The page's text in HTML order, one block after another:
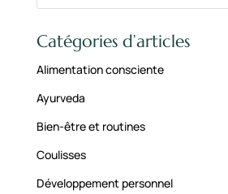
Catégories d’articles
Alimentation consciente
Ayurveda
Bien-être et routines
Coulisses
Développement personnel